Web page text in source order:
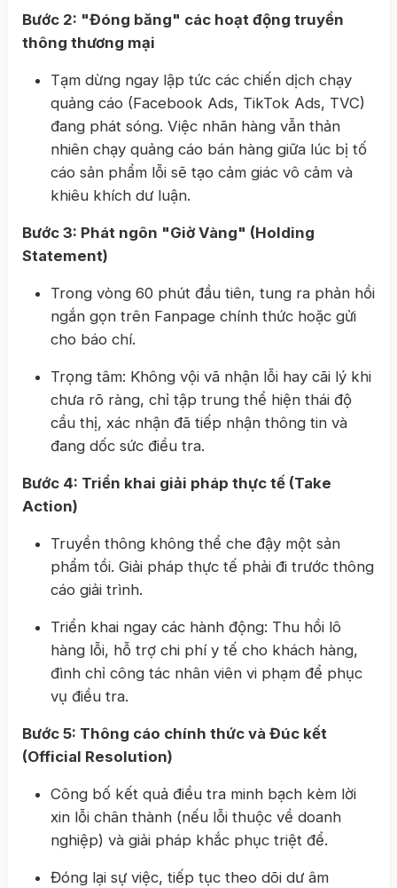
Bước 2: "Đóng băng" các hoạt động truyền
thông thương mại
Tạm dừng ngay lập tức các chiến dịch chạy
quảng cáo (Facebook Ads, TikTok Ads, TVC)
đang phát sóng. Việc nhãn hàng vẫn thản
nhiên chạy quảng cáo bán hàng giữa lúc bị tố
cáo sản phẩm lỗi sẽ tạo cảm giác vô cảm và
khiêu khích dư luận.
Bước 3: Phát ngôn "Giờ Vàng" (Holding
Statement)
Trong vòng 60 phút đầu tiên, tung ra phản hồi
ngắn gọn trên Fanpage chính thức hoặc gửi
cho báo chí.
Trọng tâm: Không vội vã nhận lỗi hay cãi lý khi
chưa rõ ràng, chỉ tập trung thể hiện thái độ
cầu thị, xác nhận đã tiếp nhận thông tin và
đang dốc sức điều tra.
Bước 4: Triển khai giải pháp thực tế (Take
Action)
Truyền thông không thể che đậy một sản
phẩm tồi. Giải pháp thực tế phải đi trước thông
cáo giải trình.
Triển khai ngay các hành động: Thu hồi lô
hàng lỗi, hỗ trợ chi phí y tế cho khách hàng,
đình chỉ công tác nhân viên vi phạm để phục
vụ điều tra.
Bước 5: Thông cáo chính thức và Đúc kết
(Official Resolution)
Công bố kết quả điều tra minh bạch kèm lời
xin lỗi chân thành (nếu lỗi thuộc về doanh
nghiệp) và giải pháp khắc phục triệt để.
Đóng lại sự việc, tiếp tục theo dõi dư âm